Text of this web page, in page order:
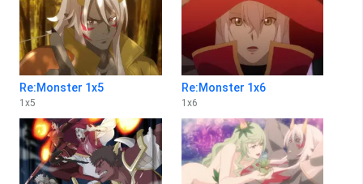
Re:Monster 1x5
1 x5
Re:Monster 1x6
1 x6